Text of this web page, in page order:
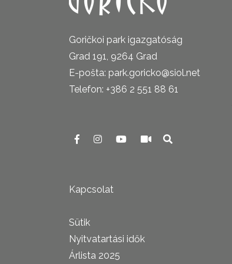
Goričkoi park igazgatóság
Grad 191, 9264 Grad
E-pošta: park.goricko@siol.net
Telefon: +386 2 551 88 61
Kapcsolat
Sütik
Nyitvatartási idők
Árlista 2025